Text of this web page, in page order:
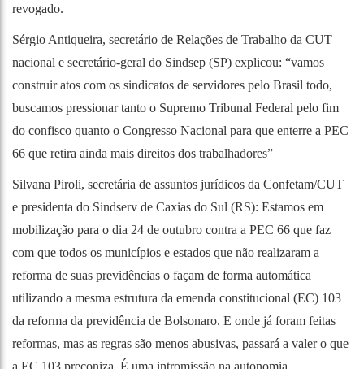
revogado.
Sérgio Antiqueira, secretário de Relações de Trabalho da CUT
nacional e secretário-geral do Sindsep (SP) explicou: “vamos
construir atos com os sindicatos de servidores pelo Brasil todo,
buscamos pressionar tanto o Supremo Tribunal Federal pelo fim
do confisco quanto o Congresso Nacional para que enterre a PEC
66 que retira ainda mais direitos dos trabalhadores”
Silvana Piroli, secretária de assuntos jurídicos da Confetam/CUT
e presidenta do Sindserv de Caxias do Sul (RS): Estamos em
mobilização para o dia 24 de outubro contra a PEC 66 que faz
com que todos os municípios e estados que não realizaram a
reforma de suas previdências o façam de forma automática
utilizando a mesma estrutura da emenda constitucional (EC) 103
da reforma da previdência de Bolsonaro. E onde já foram feitas
reformas, mas as regras são menos abusivas, passará a valer o que
a EC 103 preconiza. É uma intromissão na autonomia